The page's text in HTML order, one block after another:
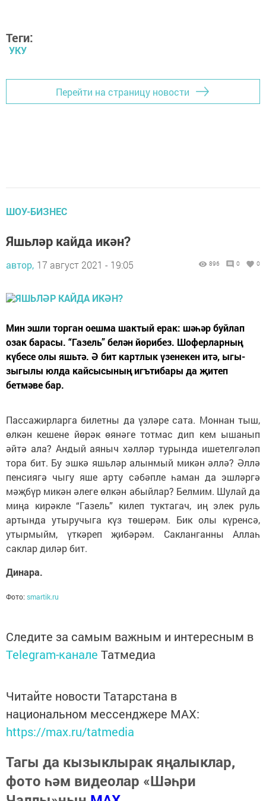
Теги:
УКУ
Перейти на страницу новости
ШОУ-БИЗНЕС
Яшьләр кайда икән?
автор, 17 август 2021 - 19:05 896 0 0
Мин эшли торган оешма шактый ерак: шәһәр буйлап
озак барасы. “Газель” белән йөрибез. Шоферларның
күбесе олы яшьтә. Ә бит картлык үзенекен итә, ыгы-
зыгылы юлда кайсысының игътибары да җитеп
бетмәве бар.
Пассажирларга билетны да үзләре сата. Моннан тыш,
өлкән кешене йөрәк өянәге тотмас дип кем ышанып
әйтә ала? Андый аяныч хәлләр турында ишетелгәләп
тора бит. Бу эшкә яшьләр алынмый микән әллә? Әллә
пенсиягә чыгу яше арту сәбәпле һаман да эшләргә
мәҗбүр микән әлеге өлкән абыйлар? Белмим. Шулай да
миңа кирәкле “Газель” килеп туктагач, иң элек руль
артында утыручыга күз төшерәм. Бик олы күренсә,
утырмыйм, үткәреп җибәрәм. Сакланганны Аллаһ
саклар диләр бит.
Динара.
Фото: smartik.ru
Следите за самым важным и интересным в
Telegram-канале Татмедиа
Читайте новости Татарстана в
национальном мессенджере MАХ:
https://max.ru/tatmedia
Тагы да кызыклырак яңалыклар,
фото һәм видеолар «Шәһри